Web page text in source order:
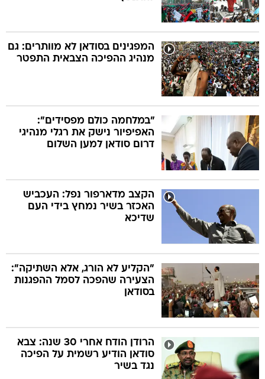
המפגינים בסודאן לא מוותרים: גם
מנהיג ההפיכה הצבאית התפטר
"במלחמה כולם מפסידים":
האפיפיור נישק את רגלי מנהיגי
דרום סודאן למען השלום
הקצב מדארפור נפל: העכביש
האכזר בשיר נמחץ בידי העם
שדיכא
"הקליע לא הורג, אלא השתיקה":
הצעירה שהפכה לסמל ההפגנות
בסודאן
הרודן הודח אחרי 30 שנה: צבא
סודאן הודיע רשמית על הפיכה
נגד בשיר